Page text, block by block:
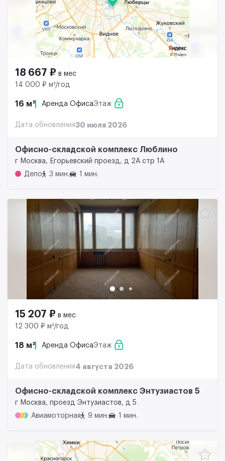
18 667 ₽ в мес
14 000 ₽ м²/год
16 м² Аренда ОфисаЭтаж
Дата обновления30 июля 2026
Офисно-складской комплекс Люблино
г Москва, Егорьевский проезд, д 2А стр 1А
Депо
3 мин. 1 мин.
15 207 ₽ в мес
12 300 ₽ м²/год
18 м² Аренда ОфисаЭтаж
Дата обновления4 августа 2026
Офисно-складской комплекс Энтузиастов 5
г Москва, проезд Энтузиастов, д 5
Авиамоторная
9 мин. 1 мин.